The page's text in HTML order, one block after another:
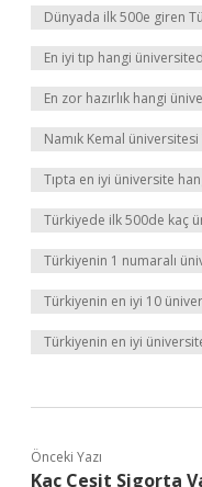
Dünyada ilk 500e giren
En iyi tıp hangi
En zor hazırlık hangi
Namık Kemal üniversitesi
Tıpta en iyi üniversite
Türkiyede ilk 500de kaç
Türkiyenin 1 numaralı
Türkiyenin en iyi 10
Türkiyenin en iyi
Önceki Yazı
Kaç Çeşit Sigorta